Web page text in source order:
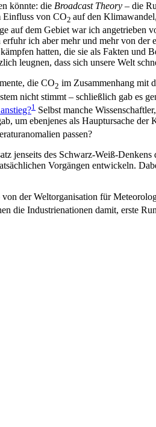
könnte: die Broadcast Theory – die
Einfluss von CO2 auf den
auf dem Gebiet war ich
ich aber mehr und mehr von
hatten, die sie als Fakten und
leugnen, dass sich unsere Welt
die CO2 im Zusammenhang mit
nicht stimmt – schließlich gab es
1 Selbst manche
um ebenjenes als Hauptursache
passen?
jenseits des Schwarz-Weiß-
Vorgängen entwickeln.
der Weltorganisation für
die Industrienationen damit, erste